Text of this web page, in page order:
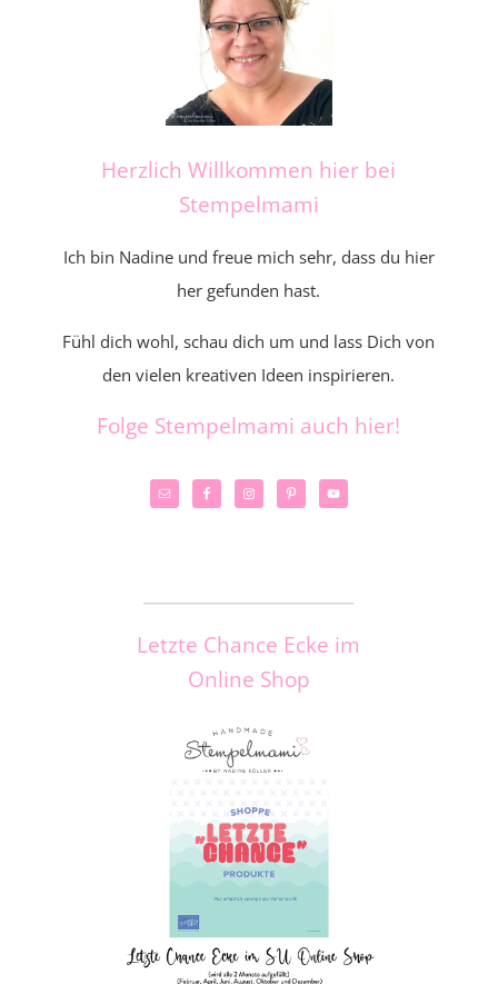
Herzlich Willkommen hier bei
Stempelmami
Ich bin Nadine und freue mich sehr, dass du hier
her gefunden hast.
Fühl dich wohl, schau dich um und lass Dich von
den vielen kreativen Ideen inspirieren.
Folge Stempelmami auch hier!
Letzte Chance Ecke im
Online Shop